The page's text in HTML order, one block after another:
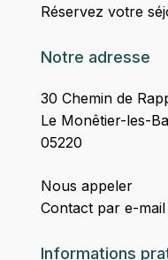
Réservez votre
Notre adresse
30 Chemin de
Le Monêtier-les-
05220
Nous appeler
Contact par e-mail
Informations